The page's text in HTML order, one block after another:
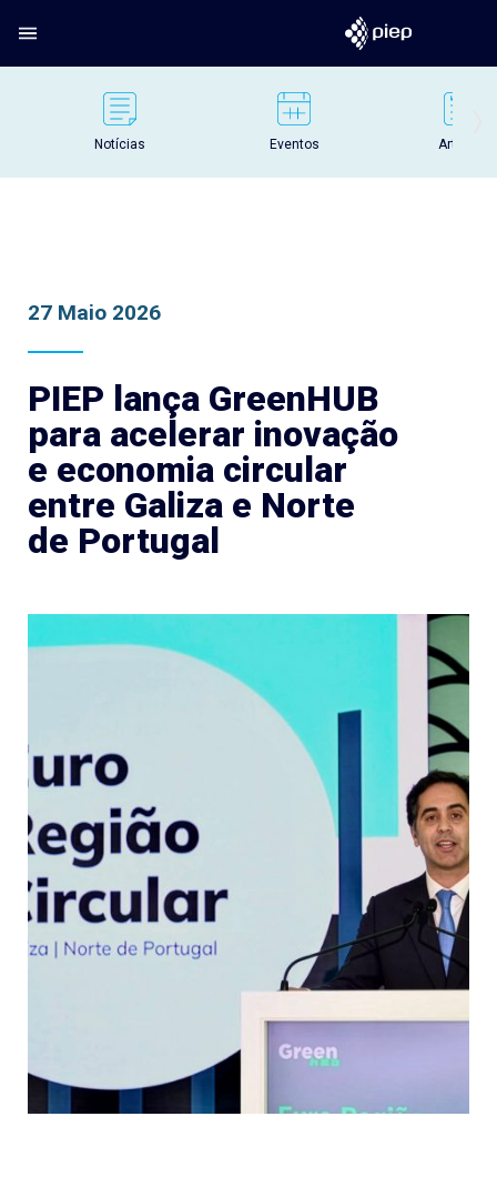
Notícias Eventos Artigos
27 Maio 2026
PIEP lança GreenHUB
para acelerar inovação
e economia circular
entre Galiza e Norte
de Portugal